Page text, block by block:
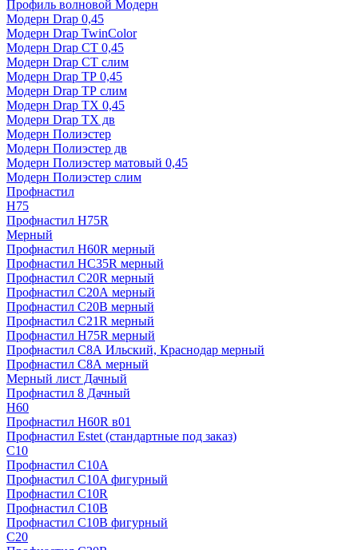
Профиль волновой Модерн
Модерн Drap 0,45
Модерн Drap TwinColor
Модерн Drap СТ 0,45
Модерн Drap СТ слим
Модерн Drap ТР 0,45
Модерн Drap ТР слим
Модерн Drap ТХ 0,45
Модерн Drap ТХ дв
Модерн Полиэстер
Модерн Полиэстер дв
Модерн Полиэстер матовый 0,45
Модерн Полиэстер слим
Профнастил
H75
Профнастил H75R
Мерный
Профнастил H60R мерный
Профнастил HC35R мерный
Профнастил С20R мерный
Профнастил С20А мерный
Профнастил С20В мерный
Профнастил С21R мерный
Профнастил Н75R мерный
Профнастил С8А Ильский, Краснодар мерный
Профнастил С8А мерный
Мерный лист Дачный
Профнастил 8 Дачный
Н60
Профнастил H60R в01
Профнастил Estet (стандартные под заказ)
C10
Профнастил С10A
Профнастил С10A фигурный
Профнастил С10R
Профнастил С10В
Профнастил С10В фигурный
C20